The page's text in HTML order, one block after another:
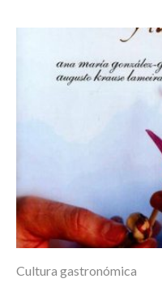
Cultura gastronómica